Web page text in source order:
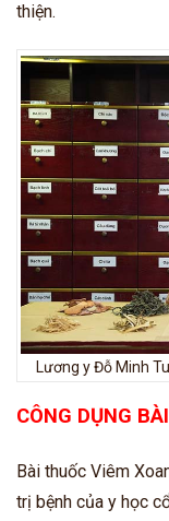
thiện.
Lương y Đỗ Minh
CÔNG DỤNG
Bài thuốc Viêm
trị bệnh của y học